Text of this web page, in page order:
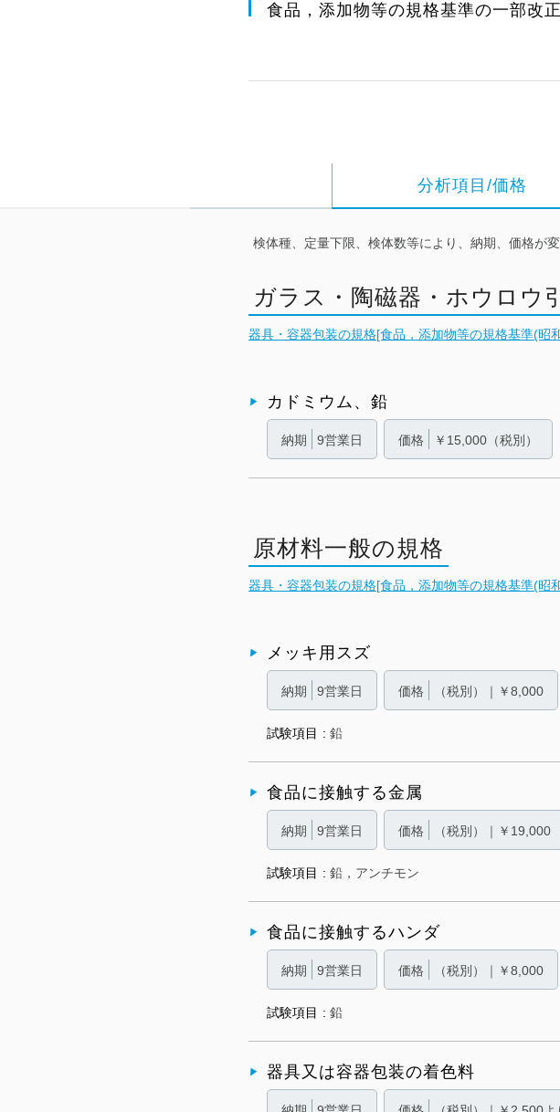
食品，添加物等の規格基準の一部改
分析項目/価格
検体種、定量下限、検体数等により、納期、価格が
ガラス・陶磁器・ホウロウ
器具・容器包装の規格[食品，添加物等の規格基準(昭
カドミウム、鉛
納期 9営業日 価格 ￥15,000（税別）
原材料一般の規格
器具・容器包装の規格[食品，添加物等の規格基準(昭
メッキ用スズ
納期 9営業日 価格 （税別）｜￥8,000
試験項目 鉛
食品に接触する金属
納期 9営業日 価格 （税別）｜￥19,000
試験項目 鉛，アンチモン
食品に接触するハンダ
納期 9営業日 価格 （税別）｜￥8,000
試験項目 鉛
器具又は容器包装の着色料